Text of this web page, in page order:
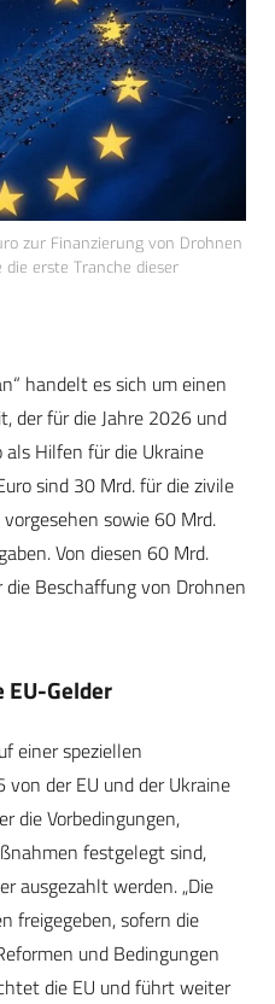
zur Finanzierung von Drohnen
erste Tranche dieser
handelt es sich um einen
der für die Jahre 2026 und
Hilfen für die Ukraine
sind 30 Mrd. für die zivile
sowie 60 Mrd.
Von diesen 60 Mrd.
Beschaffung von Drohnen
Gelder
einer speziellen
von der EU und der Ukraine
die Vorbedingungen,
festgelegt sind,
ausgezahlt werden. „Die
freigegeben, sofern die
und Bedingungen
die EU und führt weiter